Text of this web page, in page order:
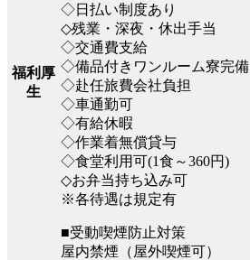
福利厚
生
◇日払い制度あり
◇残業・深夜・休出手当
◇交通費支給
◇備品付きワンルーム寮完備
◇赴任旅費会社負担
◇車通勤可
◇有給休暇
◇作業着無償貸与
◇食堂利用可(1食～360円)
◇お弁当持ち込み可
※各待遇は規定有
■受動喫煙防止対策
屋内禁煙（屋外喫煙可）